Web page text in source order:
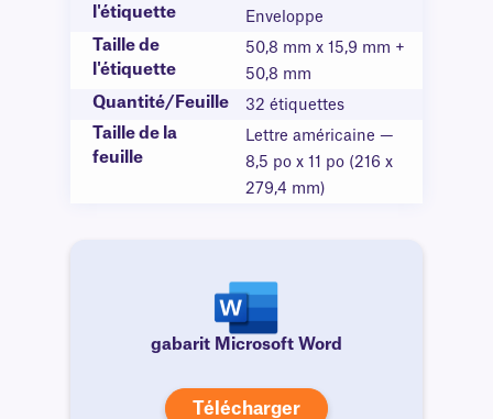
l'étiquette
Enveloppe
Taille de
l'étiquette
50,8 mm x 15,9 mm +
50,8 mm
Quantité/Feuille 32 étiquettes
Taille de la
feuille
Lettre américaine —
8,5 po x 11 po (216 x
279,4 mm)
gabarit Microsoft Word
Télécharger